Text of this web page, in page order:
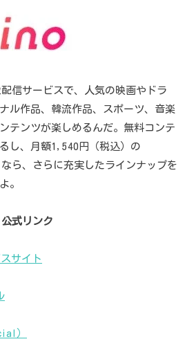
配信サービスで、人気の映画やドラ
ル作品、韓流作品、スポーツ、音楽
テンツが楽しめるんだ。無料コンテ
し、月額1,540円（税込）の
なら、さらに充実したラインナップを
。
公式リンク
サイト
）